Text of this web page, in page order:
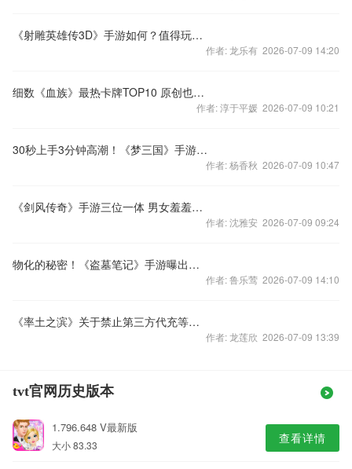
《射雕英雄传3D》手游如何？值得玩吗？有哪些特色？
作者: 龙乐有 2026-07-09 14:20
细数《血族》最热卡牌TOP10 原创也有一片天！
作者: 淳于平媛 2026-07-09 10:21
30秒上手3分钟高潮！《梦三国》手游MOBA地图设计理念曝光
作者: 杨香秋 2026-07-09 10:47
《剑风传奇》手游三位一体 男女羞羞萌兽乱入
作者: 沈雅安 2026-07-09 09:24
物化的秘密！《盗墓笔记》手游曝出秦岭神树剧情
作者: 鲁乐莺 2026-07-09 14:10
《率土之滨》关于禁止第三方代充等行为及不参与充返活动公告
作者: 龙莲欣 2026-07-09 13:39
tvt官网历史版本
1.796.648 V最新版
大小 83.33 查看详情